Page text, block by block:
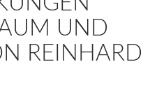
UND
REINHARD